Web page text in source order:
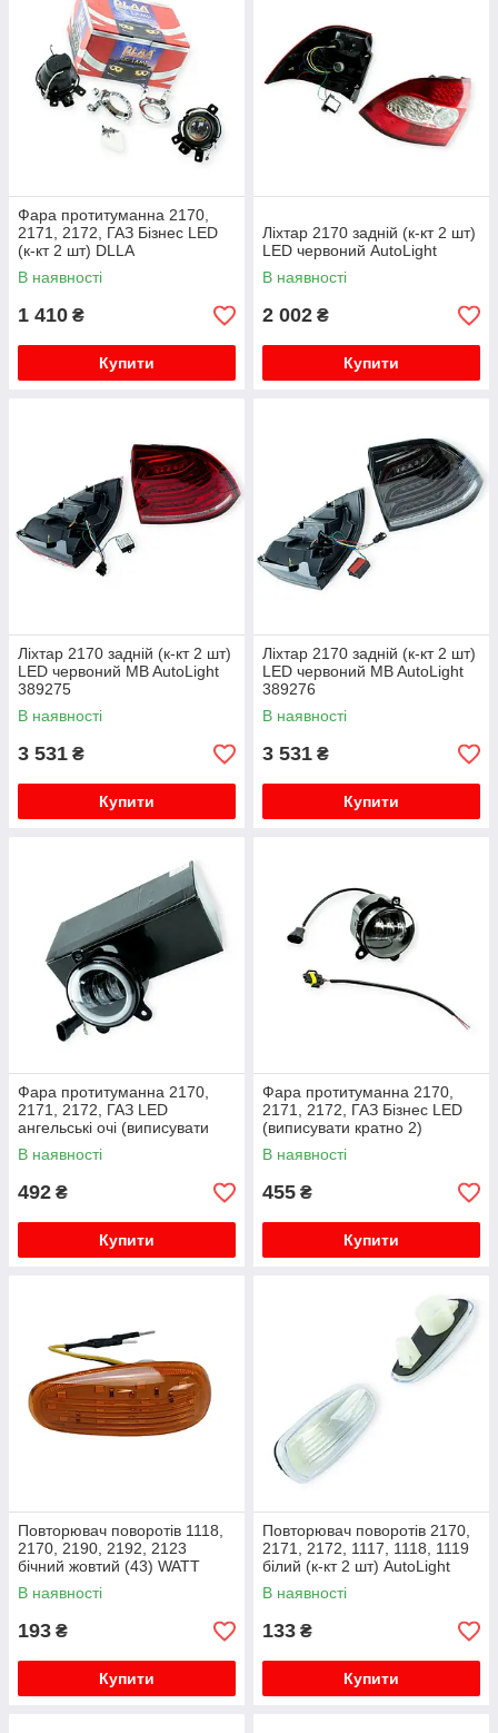
Фара протитуманна 2170,
2171, 2172, ГАЗ Бізнес LED
(к-кт 2 шт) DLLA
В наявності
1 410 ₴
Купити
Ліхтар 2170 задній (к-кт 2 шт)
LED червоний AutoLight
В наявності
2 002 ₴
Купити
Ліхтар 2170 задній (к-кт 2 шт)
LED червоний MB AutoLight
389275
В наявності
3 531 ₴
Купити
Ліхтар 2170 задній (к-кт 2 шт)
LED червоний MB AutoLight
389276
В наявності
3 531 ₴
Купити
Фара протитуманна 2170,
2171, 2172, ГАЗ LED
ангельські очі (виписувати
кратно 2) Megalight
В наявності
492 ₴
Купити
Фара протитуманна 2170,
2171, 2172, ГАЗ Бізнес LED
(виписувати кратно 2)
Megalight
В наявності
455 ₴
Купити
Повторювач поворотів 1118,
2170, 2190, 2192, 2123
бічний жовтий (43) WATT
В наявності
193 ₴
Купити
Повторювач поворотів 2170,
2171, 2172, 1117, 1118, 1119
білий (к-кт 2 шт) AutoLight
В наявності
133 ₴
Купити